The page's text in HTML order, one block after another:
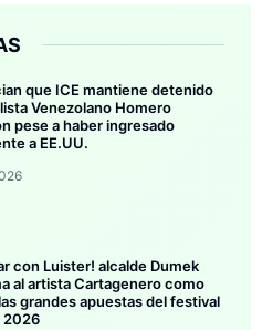
que ICE mantiene detenido
Venezolano Homero
pese a haber ingresado
a EE.UU.
con Luister! alcalde Dumek
al artista Cartagenero como
grandes apuestas del festival
2026